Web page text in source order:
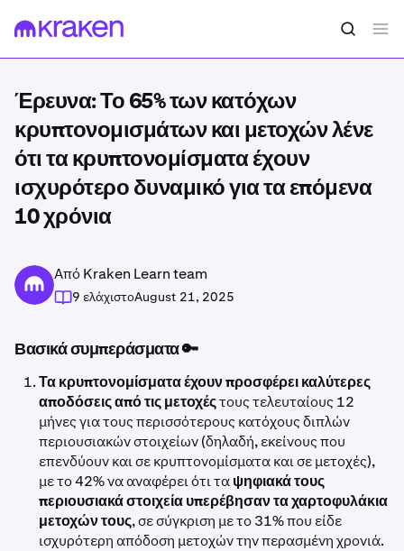
Έρευνα: Το 65% των κατόχων
κρυπτονομισμάτων και μετοχών λένε
ότι τα κρυπτονομίσματα έχουν
ισχυρότερο δυναμικό για τα επόμενα
10 χρόνια
Από Kraken Learn team
9 ελάχιστοAugust 21, 2025
Βασικά συμπεράσματα 🔑
Τα κρυπτονομίσματα έχουν προσφέρει καλύτερες
αποδόσεις από τις μετοχέςτους τελευταίους 12
μήνες για τους περισσότερους κατόχους διπλών
περιουσιακών στοιχείων (δηλαδή, εκείνους που
επενδύουν και σε κρυπτονομίσματα και σε μετοχές),
με το 42% να αναφέρει ότι ταψηφιακά τους
περιουσιακά στοιχεία υπερέβησαν τα χαρτοφυλάκια
μετοχών τους, σε σύγκριση με το 31% που είδε
ισχυρότερη απόδοση μετοχών την περασμένη χρονιά.